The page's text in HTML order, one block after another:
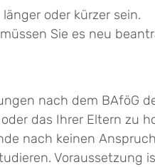
oder kürzer sein.
Sie es neu
nach dem BAföG
das Ihrer Eltern zu
nach keinen
Voraussetzung